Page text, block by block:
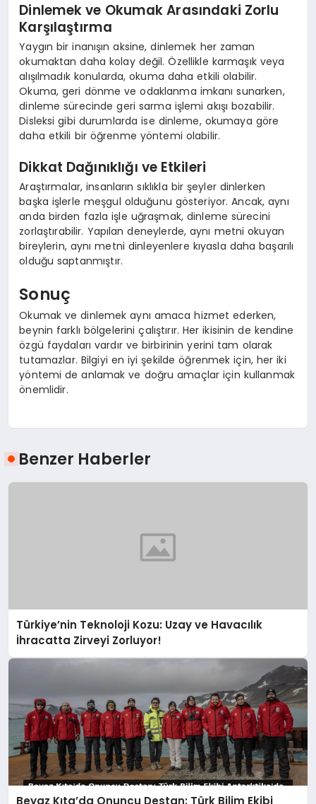
Dinlemek ve Okumak Arasındaki Zorlu
Karşılaştırma
Yaygın bir inanışın aksine, dinlemek her zaman
okumaktan daha kolay değil. Özellikle karmaşık veya
alışılmadık konularda, okuma daha etkili olabilir.
Okuma, geri dönme ve odaklanma imkanı sunarken,
dinleme sürecinde geri sarma işlemi akışı bozabilir.
Disleksi gibi durumlarda ise dinleme, okumaya göre
daha etkili bir öğrenme yöntemi olabilir.
Dikkat Dağınıklığı ve Etkileri
Araştırmalar, insanların sıklıkla bir şeyler dinlerken
başka işlerle meşgul olduğunu gösteriyor. Ancak, aynı
anda birden fazla işle uğraşmak, dinleme sürecini
zorlaştırabilir. Yapılan deneylerde, aynı metni okuyan
bireylerin, aynı metni dinleyenlere kıyasla daha başarılı
olduğu saptanmıştır.
Sonuç
Okumak ve dinlemek aynı amaca hizmet ederken,
beynin farklı bölgelerini çalıştırır. Her ikisinin de kendine
özgü faydaları vardır ve birbirinin yerini tam olarak
tutamazlar. Bilgiyi en iyi şekilde öğrenmek için, her iki
yöntemi de anlamak ve doğru amaçlar için kullanmak
önemlidir.
Benzer Haberler
Türkiye’nin Teknoloji Kozu: Uzay ve Havacılık
İhracatta Zirveyi Zorluyor!
Beyaz Kıta’da Onuncu Destan: Türk Bilim Ekibi